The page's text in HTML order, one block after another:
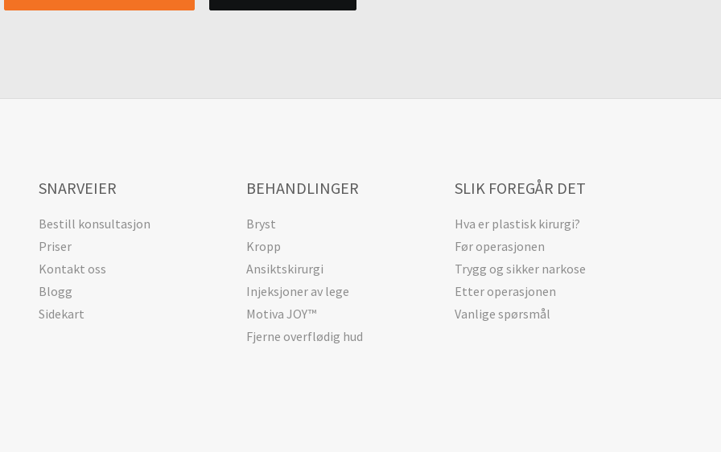
SNARVEIER
Bestill konsultasjon
Priser
Kontakt oss
Blogg
Sidekart
BEHANDLINGER
Bryst
Kropp
Ansiktskirurgi
Injeksjoner av lege
Motiva JOY™
Fjerne overflødig hud
SLIK FOREGÅR DET
Hva er plastisk kirurgi?
Før operasjonen
Trygg og sikker narkose
Etter operasjonen
Vanlige spørsmål